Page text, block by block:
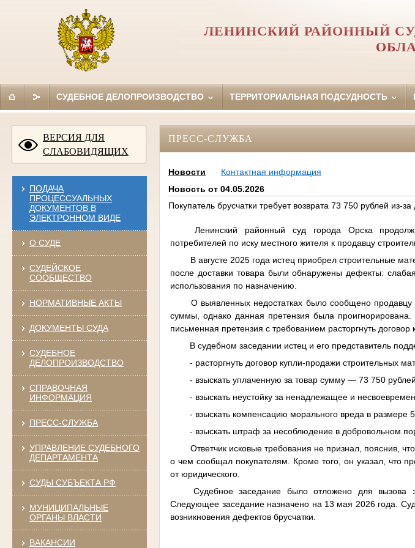
ЛЕНИНСКИЙ РАЙОННЫЙ
СУДЕБНОЕ ДЕЛОПРОИЗВОДСТВО ТЕРРИТОРИАЛЬНАЯ ПОДСУДНОСТЬ
ВЕРСИЯ ДЛЯ
СЛАБОВИДЯЩИХ
ПОДАЧА
ПРОЦЕССУАЛЬНЫХ
ДОКУМЕНТОВ В
ЭЛЕКТРОННОМ ВИДЕ
О СУДЕ
СУДЕЙСКОЕ
СООБЩЕСТВО
НОРМАТИВНЫЕ АКТЫ
ДОКУМЕНТЫ СУДА
СУДЕБНОЕ
ДЕЛОПРОИЗВОДСТВО
СПРАВОЧНАЯ
ИНФОРМАЦИЯ
ПРЕСС-СЛУЖБА
УПРАВЛЕНИЕ СУДЕБНОГО
ДЕПАРТАМЕНТА
СУДЫ СУБЪЕКТА РФ
МУНИЦИПАЛЬНЫЕ
ОРГАНЫ ВЛАСТИ
ВАКАНСИИ
ПРЕСС-СЛУЖБА
Новости
Контактная информация
Новость от 04.05.2026
Покупатель брусчатки требует возврата 73 750 рублей из-
Ленинский районный суд города Орска
потребителей по иску местного жителя к продавцу
В августе 2025 года истец приобрел строительные
после доставки товара были обнаружены дефекты:
использования по назначению.
О выявленных недостатках было сообщено продавцу
суммы, однако данная претензия была
письменная претензия с требованием расторгнуть договор
В судебном заседании истец и его представитель
- расторгнуть договор купли-продажи строительных
- взыскать уплаченную за товар сумму — 73 750
- взыскать неустойку за ненадлежащее и
- взыскать компенсацию морального вреда в размере
- взыскать штраф за несоблюдение в добровольном
Ответчик исковые требования не признал, пояснив,
о чем сообщал покупателям. Кроме того, он указал, что
от юридического.
Судебное заседание было отложено для вызова
Следующее заседание назначено на 13 мая 2026 года.
возникновения дефектов брусчатки.